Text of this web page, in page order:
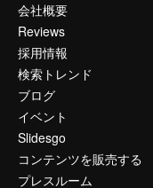
会社概要
Reviews
採用情報
検索トレンド
ブログ
イベント
Slidesgo
コンテンツを販売する
プレスルーム